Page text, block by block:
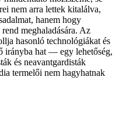
nem arra lettek kitalálva,
hanem hogy
meghaladására. Az
hasonló technológiákat és
irányba hat — egy lehetőség,
és neavantgardisták
termelői nem hagyhatnak